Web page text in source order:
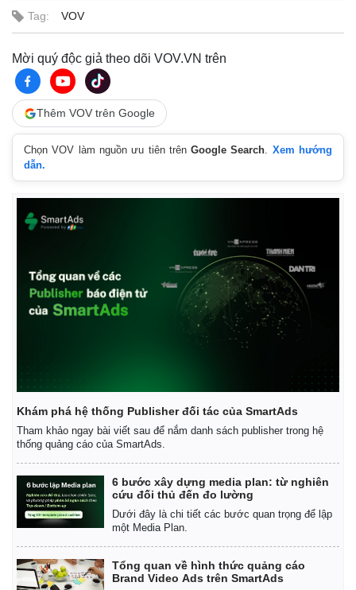
Thế giới
Quan sát
Hồ sơ
E-Magazine
Tag: VOV
Mời quý độc giả theo dõi VOV.VN trên
Thêm VOV trên Google
Chọn VOV làm nguồn ưu tiên trênGoogle Search. Xem hướng
dẫn.
Khám phá hệ thống Publisher đối tác của SmartAds
Tham khảo ngay bài viết sau để nắm danh sách publisher trong hệ
thống quảng cáo của SmartAds.
6 bước xây dựng media plan: từ nghiên
cứu đối thủ đến đo lường
Dưới đây là chi tiết các bước quan trọng để lập
một Media Plan.
Tổng quan về hình thức quảng cáo
Brand Video Ads trên SmartAds